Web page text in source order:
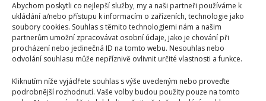
Abychom poskytli co nejlepší služby, my a naši partneři používáme k
ukládání a/nebo přístupu k informacím o zařízeních, technologie jako
soubory cookies. Souhlas s těmito technologiemi nám a našim
partnerům umožní zpracovávat osobní údaje, jako je chování při
procházení nebo jedinečná ID na tomto webu. Nesouhlas nebo
odvolání souhlasu může nepříznivě ovlivnit určité vlastnosti a funkce.
Kliknutím níže vyjádřete souhlas s výše uvedeným nebo proveďte
podrobnější rozhodnutí. Vaše volby budou použity pouze na tomto